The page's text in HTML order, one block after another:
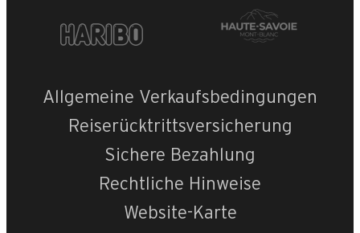
Satellite
Leaflet | ©OpenStreetMap
Allgemeine Verkaufsbedingungen
Reiserücktrittsversicherung
Sichere Bezahlung
Rechtliche Hinweise
Website-Karte